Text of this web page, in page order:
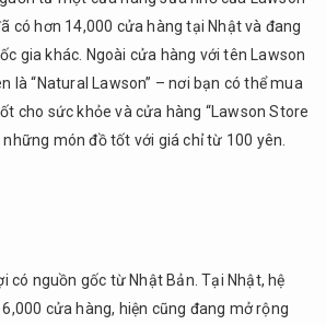
có hơn 14,000 cửa hàng tại Nhật và đang
gia khác. Ngoài cửa hàng với tên Lawson
là “Natural Lawson” – nơi bạn có thể mua
cho sức khỏe và cửa hàng “Lawson Store
món đồ tốt với giá chỉ từ 100 yên.
có nguồn gốc từ Nhật Bản. Tại Nhật, hệ
cửa hàng, hiện cũng đang mở rộng